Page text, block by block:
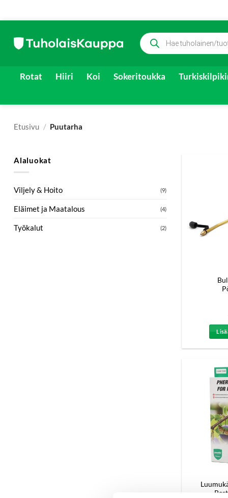
content
Products
search
Rotat Hiiri Koi Sokeritoukka
Etusivu / Puutarha
Alaluokat
Viljely & Hoito (9)
Eläimet ja Maatalous (4)
Työkalut (2)